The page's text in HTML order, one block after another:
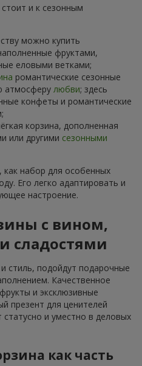
и к сезонным
можно купить
фруктами,
еловыми ветками;
романтические сезонные
атмосферу любви; здесь
конфеты и романтические
корзина, дополненная
или другими сезонными
как набор для особенных
Его легко адаптировать и
настроение.
с вином,
сладостями
стиль, подойдут подарочные
Качественное
и эксклюзивные
презент для ценителей
и уместно в деловых
как часть